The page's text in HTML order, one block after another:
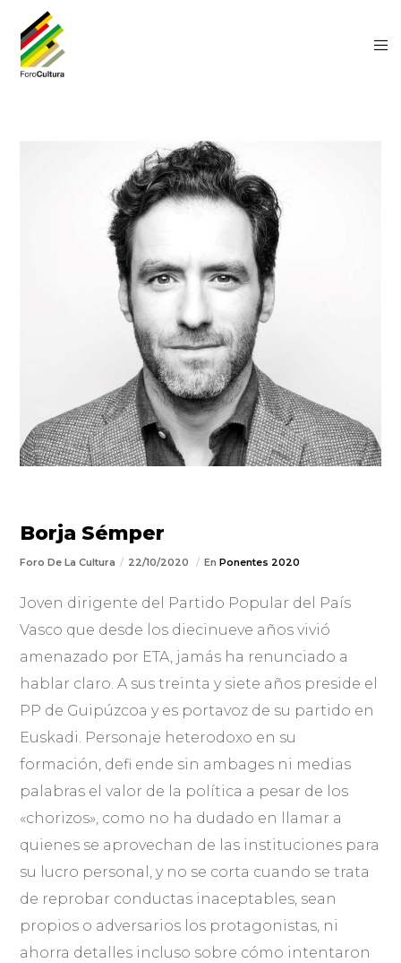
Borja Sémper
Foro De La Cultura 22/10/2020 EnPonentes 2020
Joven dirigente del Partido Popular del País
Vasco que desde los diecinueve años vivió
amenazado por ETA, jamás ha renunciado a
hablar claro. A sus treinta y siete años preside el
PP de Guipúzcoa y es portavoz de su partido en
Euskadi. Personaje heterodoxo en su
formación, defi ende sin ambages ni medias
palabras el valor de la política a pesar de los
«chorizos», como no ha dudado en llamar a
quienes se aprovechan de las instituciones para
su lucro personal, y no se corta cuando se trata
de reprobar conductas inaceptables, sean
propios o adversarios los protagonistas, ni
ahorra detalles incluso sobre cómo intentaron